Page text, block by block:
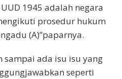
1945 adalah negara
prosedur hukum
(A)”paparnya.
sampai ada isu isu yang
seperti